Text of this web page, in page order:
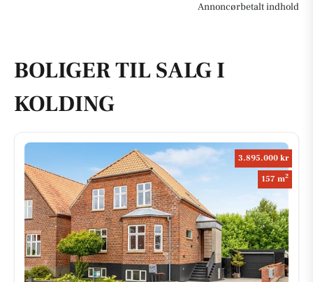
Annoncørbetalt indhold
BOLIGER TIL SALG I
KOLDING
3.895.000 kr
157 m2